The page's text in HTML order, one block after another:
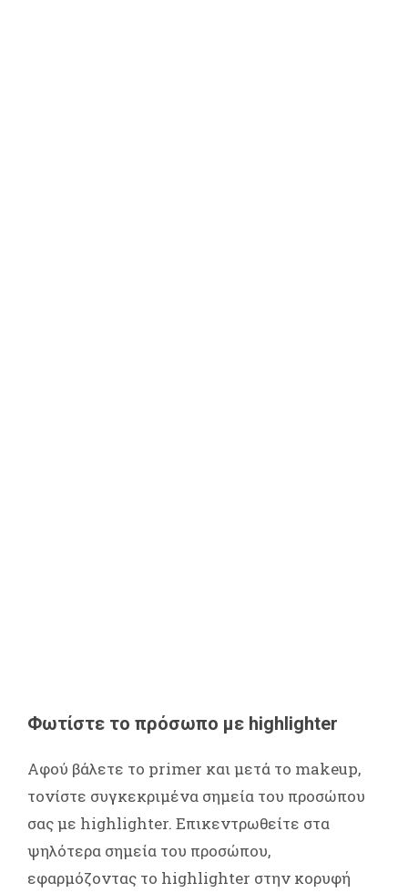
Φωτίστε το πρόσωπο με highlighter
Αφού βάλετε το primer και μετά το makeup,
τονίστε συγκεκριμένα σημεία του προσώπου
σας με highlighter. Επικεντρωθείτε στα
ψηλότερα σημεία του προσώπου,
εφαρμόζοντας το highlighter στην κορυφή